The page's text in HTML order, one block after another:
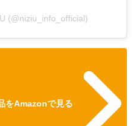
(@niziu_info_official)
をAmazonで見る